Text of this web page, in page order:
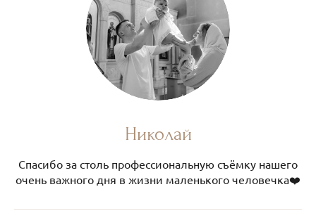
Николай
Спасибо за столь профессиональную съёмку нашего
очень важного дня в жизни маленького человечка❤️